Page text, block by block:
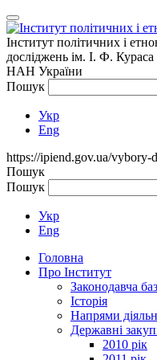
Інститут політичних і
досліджень ім. І. Ф. Кураса
НАН України
Пошук
Укр
Eng
https://ipiend.gov.ua/vybory-
Пошук
Пошук
Укр
Eng
Головна
Про Інститут
Законодавча
Історія
Напрями
Державні
2010 рік